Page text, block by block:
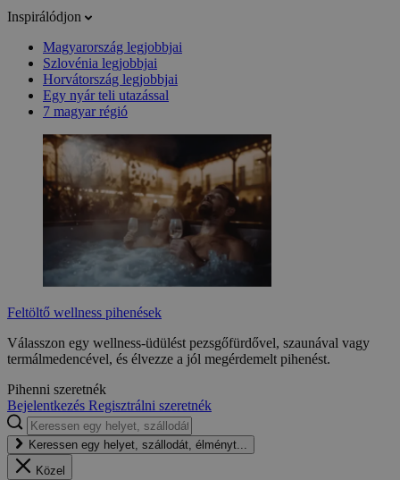
Inspirálódjon
Magyarország legjobbjai
Szlovénia legjobbjai
Horvátország legjobbjai
Egy nyár teli utazással
7 magyar régió
Feltöltő wellness pihenések
Válasszon egy wellness-üdülést pezsgőfürdővel, szaunával vagy
termálmedencével, és élvezze a jól megérdemelt pihenést.
Pihenni szeretnék
Bejelentkezés Regisztrálni szeretnék
Keressen egy helyet, szállodát, élményt...
Közel